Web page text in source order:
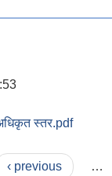
स्तर.pdf
‹ previous …